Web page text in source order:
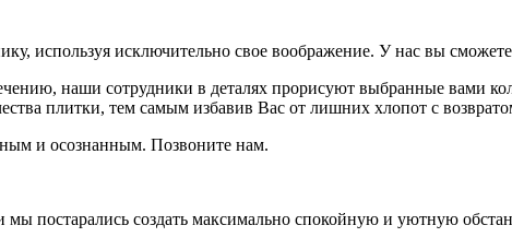
используя исключительно свое воображение. У нас вы
наши сотрудники в деталях прорисуют выбранные вами
плитки, тем самым избавив Вас от лишних хлопот с
и осознанным. Позвоните нам.
постарались создать максимально спокойную и уютную